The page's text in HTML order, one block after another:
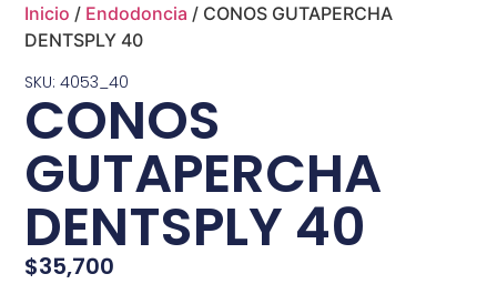
Inicio / Endodoncia / CONOS GUTAPERCHA
DENTSPLY 40
SKU: 4053_40
CONOS
GUTAPERCHA
DENTSPLY 40
$35,700